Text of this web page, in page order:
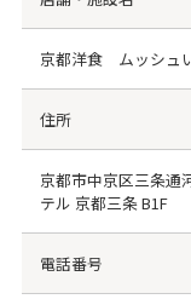
京都洋食 ムッシュ
住所
京都市中京区三条
テル 京都三条 B1F
電話番号